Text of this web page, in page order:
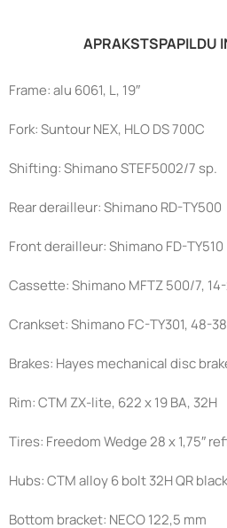
APRAKSTSPAPILDU
Frame: alu 6061, L, 19″
Fork: Suntour NEX, HLO DS 700C
Shifting: Shimano STEF5002/7 sp.
Rear derailleur: Shimano RD-TY500
Front derailleur: Shimano FD-TY510
Cassette: Shimano MFTZ 500/7,
Crankset: Shimano FC-TY301, 48-
Brakes: Hayes mechanical disc
Rim: CTM ZX-lite, 622 x 19 BA, 32H
Tires: Freedom Wedge 28 x 1,75″
Hubs: CTM alloy 6 bolt 32H QR black
Bottom bracket: NECO 122,5 mm